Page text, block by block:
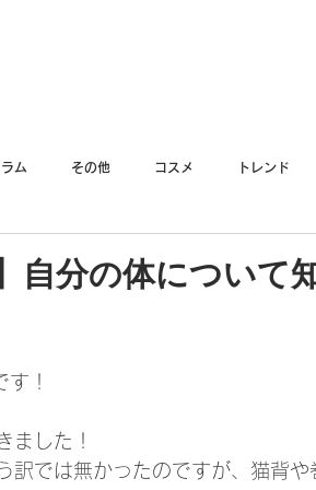
ム その他 コスメ トレンド
自分の体について
！
ました！
訳では無かったのですが、猫背